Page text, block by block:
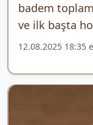
badem
ve ilk başta
12.08.2025 18:35